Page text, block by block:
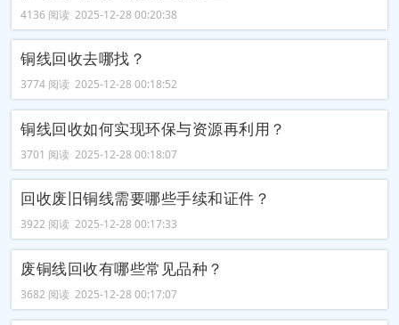
4136 阅读 2025-12-28 00:20:38
铜线回收去哪找？
3774 阅读 2025-12-28 00:18:52
铜线回收如何实现环保与资源再利用？
3701 阅读 2025-12-28 00:18:07
回收废旧铜线需要哪些手续和证件？
3922 阅读 2025-12-28 00:17:33
废铜线回收有哪些常见品种？
3682 阅读 2025-12-28 00:17:07